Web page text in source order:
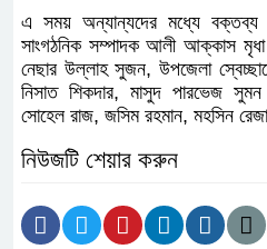
এ সময় অন্যান্যদের মধ্যে বক্তব্য
সাংগঠনিক সম্পাদক আলী আক্কাস মৃধা
নেছার উল্লাহ সুজন, উপজেলা
নিসাত শিকদার, মাসুদ পারভেজ
সোহেল রাজ, জসিম রহমান, মহসিন
নিউজটি শেয়ার করুন